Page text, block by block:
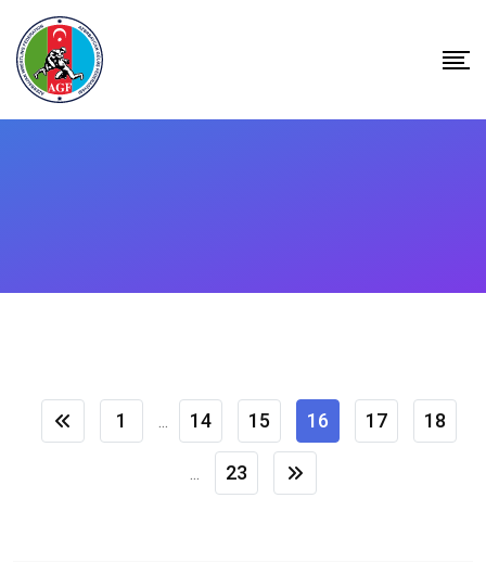
content
1 ... 14 15 16 17 18
... 23